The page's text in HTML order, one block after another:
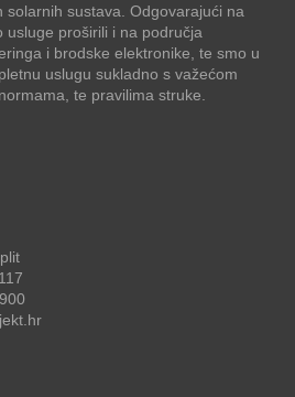
sustava. Odgovarajući na
usluge proširili i na područja
i brodske elektronike, te smo u
uslugu sukladno s važećom
te pravilima struke.